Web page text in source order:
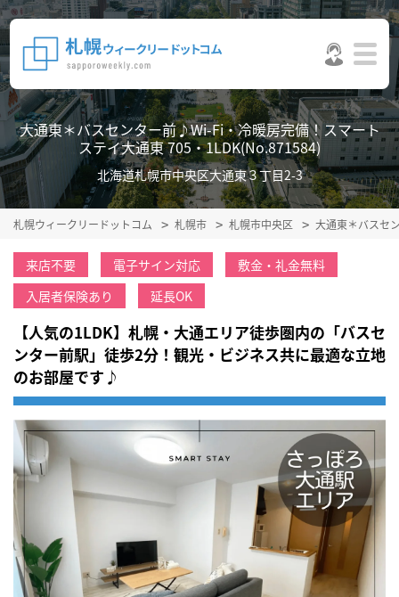
大通東＊バスセンター前♪Wi-Fi・冷暖房完備！スマート
ステイ大通東 705・1LDK(No.871584)
北海道札幌市中央区大通東３丁目2-3
札幌ウィークリードットコム 札幌市 札幌市中央区 大通東＊バスセ
来店不要 電子サイン対応
敷金・礼金無料
入居者保険あり
延長OK
【人気の1LDK】札幌・大通エリア徒歩圏内の「バスセ
ンター前駅」徒歩2分！観光・ビジネス共に最適な立地
のお部屋です♪